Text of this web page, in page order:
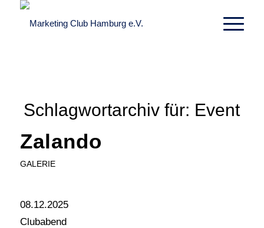
Schlagwortarchiv für: Event
Zalando
GALERIE
08.12.2025
Clubabend